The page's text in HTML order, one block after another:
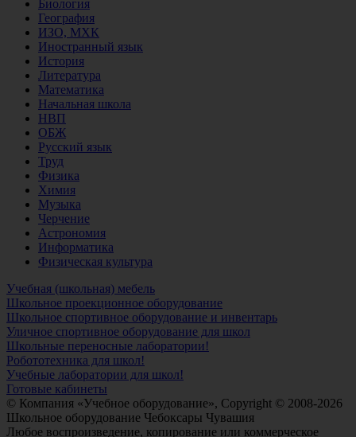
Биология
География
ИЗО, МХК
Иностранный язык
История
Литература
Математика
Начальная школа
НВП
ОБЖ
Русский язык
Труд
Физика
Химия
Музыка
Черчение
Астрономия
Информатика
Физическая культура
Учебная (школьная) мебель
Школьное проекционное оборудование
Школьное спортивное оборудование и инвентарь
Уличное спортивное оборудование для школ
Школьные переносные лаборатории!
Робототехника для школ!
Учебные лаборатории для школ!
Готовые кабинеты
© Компания «Учебное оборудование», Copyright © 2008-2026
Школьное оборудование Чебоксары Чувашия
Любое воспроизведение, копирование или коммерческое